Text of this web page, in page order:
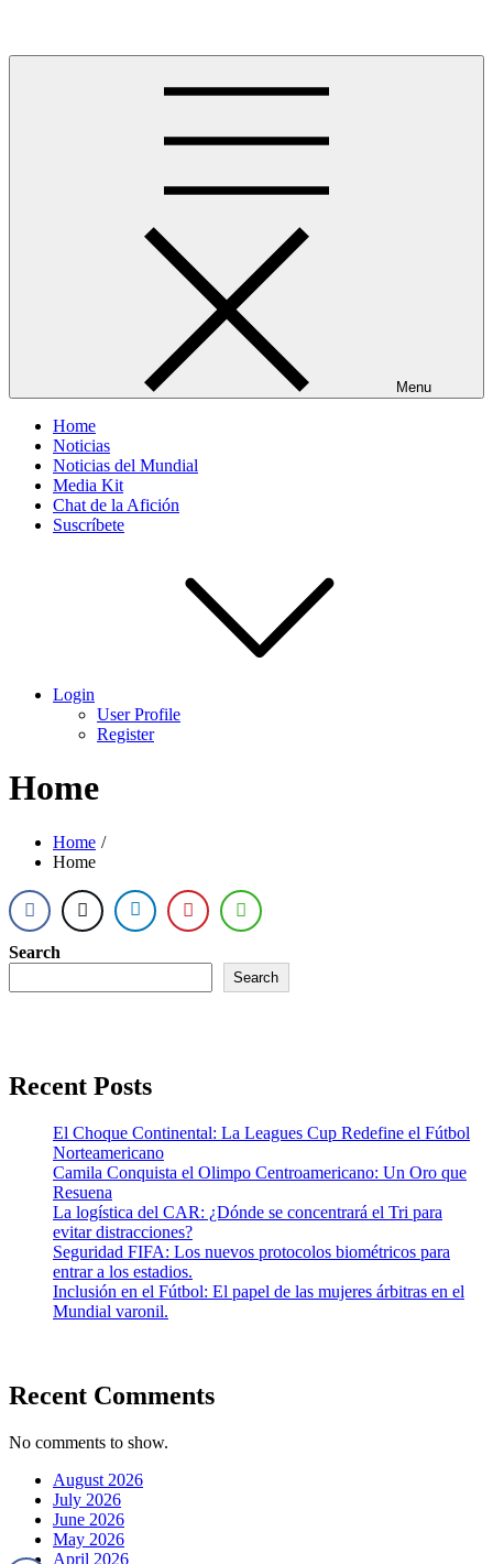
Menu
Home
Noticias
Noticias del Mundial
Media Kit
Chat de la Afición
Suscríbete
Login
User Profile
Register
Home
Home
Home
Search
Search
Recent Posts
El Choque Continental: La Leagues Cup Redefine el Fútbol
Norteamericano
Camila Conquista el Olimpo Centroamericano: Un Oro que
Resuena
La logística del CAR: ¿Dónde se concentrará el Tri para
evitar distracciones?
Seguridad FIFA: Los nuevos protocolos biométricos para
entrar a los estadios.
Inclusión en el Fútbol: El papel de las mujeres árbitras en el
Mundial varonil.
Recent Comments
No comments to show.
August 2026
July 2026
June 2026
May 2026
April 2026